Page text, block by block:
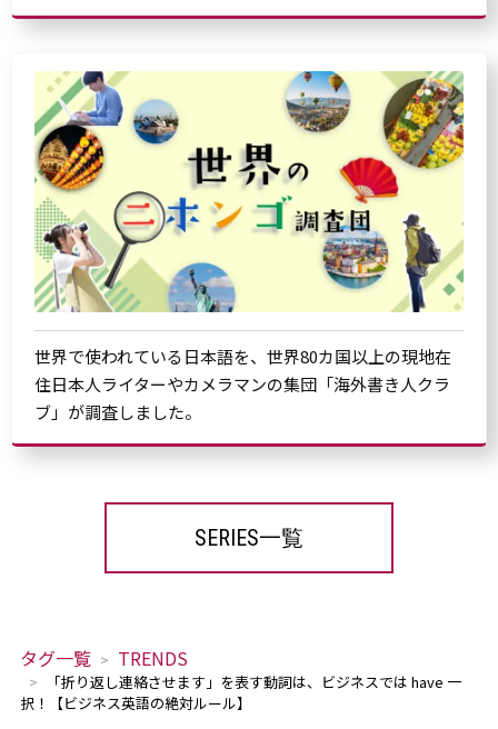
世界で使われている日本語を、世界80カ国以上の現地在
住日本人ライターやカメラマンの集団「海外書き人クラ
ブ」が調査しました。
SERIES一覧
タグ一覧 TRENDS
「折り返し連絡させます」を表す動詞は、ビジネスでは have 一
択！【ビジネス英語の絶対ルール】